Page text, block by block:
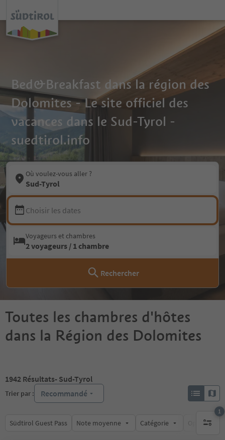
Bed&Breakfast dans la région des
Dolomites - Le site officiel des
vacances dans le Sud-Tyrol -
suedtirol.info
Où voulez-vous aller ?
Sud-Tyrol
Choisir les dates
Voyageurs et chambres
2 voyageurs / 1 chambre
Rechercher
Toutes les chambres d'hôtes
dans la Région des Dolomites
1942 Résultats- Sud-Tyrol
Trier par : Recommandé
Südtirol Guest Pass Note moyenne Catégorie Options de
1
1 filtre